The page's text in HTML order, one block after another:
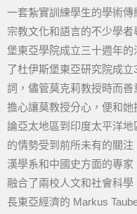
一套紮實訓練學生的學術傳
宗教文化和語言的不少學
堡東亞學院成立三十週年
了杜伊斯堡東亞研究院成
詞，儘管莫克莉教授時而
擔心讓莫教授分心，便和
論亞太地區到印度太平洋
的情勢受到前所未有的關
漢學系和中國史方面的專
融合了兩校人文和社會科
長東亞經濟的 Markus